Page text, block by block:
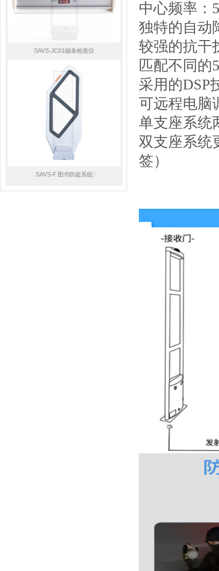
SAVS-500宽型防盗器
SAVS-SC320声磁防盗器
SAVS-JC01磁条检查仪
SAVS-F 图书防盗系统
中心频率：
独特的自动
较强的抗干
匹配不同的
采用的DSP
可远程电脑
单支座系统
双支座系统
签）